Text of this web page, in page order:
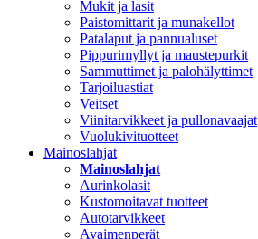
Mukit ja lasit
Paistomittarit ja munakellot
Patalaput ja pannualuset
Pippurimyllyt ja maustepurkit
Sammuttimet ja palohälyttimet
Tarjoiluastiat
Veitset
Viinitarvikkeet ja pullonavaajat
Vuolukivituotteet
Mainoslahjat
Mainoslahjat
Aurinkolasit
Kustomoitavat tuotteet
Autotarvikkeet
Avaimenperät